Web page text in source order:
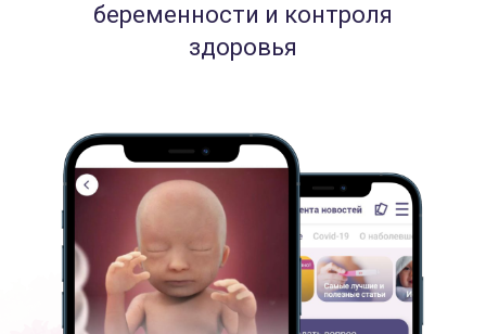
беременности и контроля
здоровья